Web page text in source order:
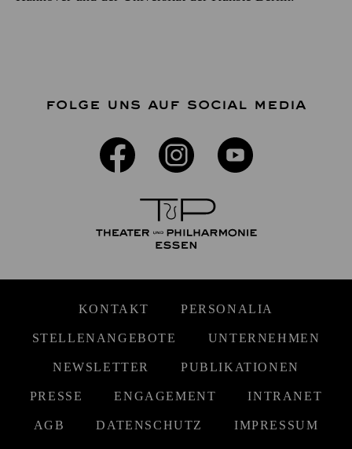
FOLGE UNS AUF SOCIAL MEDIA
KONTAKT PERSONALIA
STELLENANGEBOTE UNTERNEHMEN
NEWSLETTER PUBLIKATIONEN
PRESSE ENGAGEMENT INTRANET
AGB DATENSCHUTZ IMPRESSUM